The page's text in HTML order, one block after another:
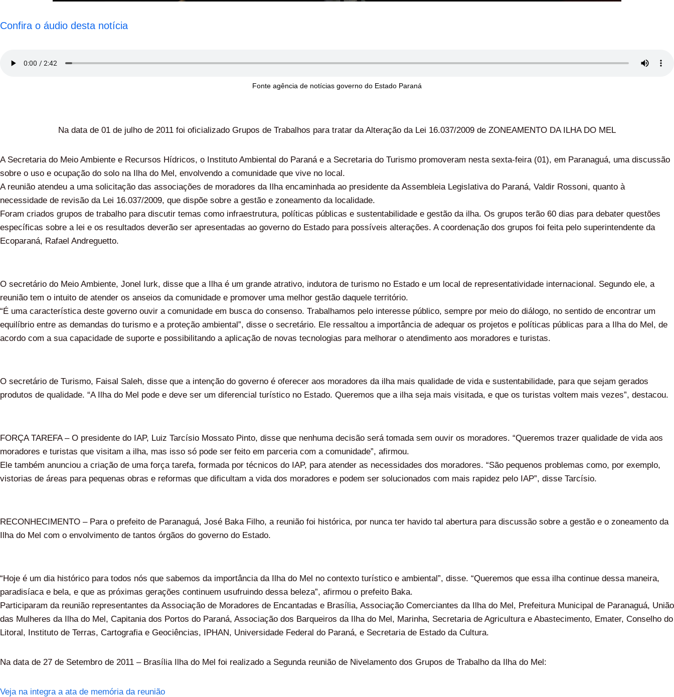
Confira o áudio desta notícia
Fonte agência de notícias governo do Estado Paraná
Na data de 01 de julho de 2011 foi oficializado Grupos de Trabalhos para tratar da Alteração da Lei 16.037/2009 de ZONEAMENTO DA ILHA DO MEL
A Secretaria do Meio Ambiente e Recursos Hídricos, o Instituto Ambiental do Paraná e a Secretaria do Turismo promoveram nesta sexta-feira (01), em Paranaguá, uma discussão
sobre o uso e ocupação do solo na Ilha do Mel, envolvendo a comunidade que vive no local.
A reunião atendeu a uma solicitação das associações de moradores da Ilha encaminhada ao presidente da Assembleia Legislativa do Paraná, Valdir Rossoni, quanto à
necessidade de revisão da Lei 16.037/2009, que dispõe sobre a gestão e zoneamento da localidade.
Foram criados grupos de trabalho para discutir temas como infraestrutura, políticas públicas e sustentabilidade e gestão da ilha. Os grupos terão 60 dias para debater questões
específicas sobre a lei e os resultados deverão ser apresentadas ao governo do Estado para possíveis alterações. A coordenação dos grupos foi feita pelo superintendente da
Ecoparaná, Rafael Andreguetto.
O secretário do Meio Ambiente, Jonel Iurk, disse que a Ilha é um grande atrativo, indutora de turismo no Estado e um local de representatividade internacional. Segundo ele, a
reunião tem o intuito de atender os anseios da comunidade e promover uma melhor gestão daquele território.
“É uma característica deste governo ouvir a comunidade em busca do consenso. Trabalhamos pelo interesse público, sempre por meio do diálogo, no sentido de encontrar um
equilíbrio entre as demandas do turismo e a proteção ambiental”, disse o secretário. Ele ressaltou a importância de adequar os projetos e políticas públicas para a Ilha do Mel, de
acordo com a sua capacidade de suporte e possibilitando a aplicação de novas tecnologias para melhorar o atendimento aos moradores e turistas.
O secretário de Turismo, Faisal Saleh, disse que a intenção do governo é oferecer aos moradores da ilha mais qualidade de vida e sustentabilidade, para que sejam gerados
produtos de qualidade. “A Ilha do Mel pode e deve ser um diferencial turístico no Estado. Queremos que a ilha seja mais visitada, e que os turistas voltem mais vezes”, destacou.
FORÇA TAREFA – O presidente do IAP, Luiz Tarcísio Mossato Pinto, disse que nenhuma decisão será tomada sem ouvir os moradores. “Queremos trazer qualidade de vida aos
moradores e turistas que visitam a ilha, mas isso só pode ser feito em parceria com a comunidade”, afirmou.
Ele também anunciou a criação de uma força tarefa, formada por técnicos do IAP, para atender as necessidades dos moradores. “São pequenos problemas como, por exemplo,
vistorias de áreas para pequenas obras e reformas que dificultam a vida dos moradores e podem ser solucionados com mais rapidez pelo IAP”, disse Tarcísio.
RECONHECIMENTO – Para o prefeito de Paranaguá, José Baka Filho, a reunião foi histórica, por nunca ter havido tal abertura para discussão sobre a gestão e o zoneamento da
Ilha do Mel com o envolvimento de tantos órgãos do governo do Estado.
“Hoje é um dia histórico para todos nós que sabemos da importância da Ilha do Mel no contexto turístico e ambiental”, disse. “Queremos que essa ilha continue dessa maneira,
paradisíaca e bela, e que as próximas gerações continuem usufruindo dessa beleza”, afirmou o prefeito Baka.
Participaram da reunião representantes da Associação de Moradores de Encantadas e Brasília, Associação Comerciantes da Ilha do Mel, Prefeitura Municipal de Paranaguá, União
das Mulheres da Ilha do Mel, Capitania dos Portos do Paraná, Associação dos Barqueiros da Ilha do Mel, Marinha, Secretaria de Agricultura e Abastecimento, Emater, Conselho do
Litoral, Instituto de Terras, Cartografia e Geociências, IPHAN, Universidade Federal do Paraná, e Secretaria de Estado da Cultura.
Na data de 27 de Setembro de 2011 – Brasília Ilha do Mel foi realizado a Segunda reunião de Nivelamento dos Grupos de Trabalho da Ilha do Mel:
Veja na integra a ata de memória da reunião